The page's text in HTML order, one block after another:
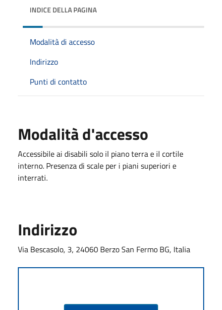
INDICE DELLA PAGINA
Modalità di accesso
Indirizzo
Punti di contatto
Modalità d'accesso
Accessibile ai disabili solo il piano terra e il cortile
interno. Presenza di scale per i piani superiori e
interrati.
Indirizzo
Via Bescasolo, 3, 24060 Berzo San Fermo BG, Italia